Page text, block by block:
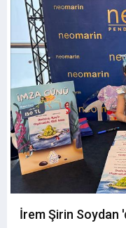
İrem Şirin Soydan